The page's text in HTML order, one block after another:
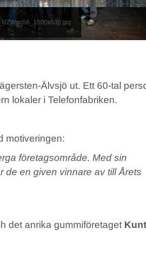
Älvsjö ut. Ett 60-tal
lokaler i Telefonfabriken.
motiveringen:
företagsområde. Med sin
de en given vinnare av till Årets
det anrika gummiföretaget